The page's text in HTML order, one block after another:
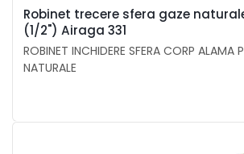
Robinet trecere sfera gaze naturale
(1/2") Airaga 331
ROBINET INCHIDERE SFERA CORP ALAMA
NATURALE